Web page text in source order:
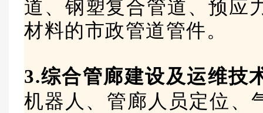
道、钢塑复合管道、预应
材料的市政管道管件。
3.综合管廊建设及运维技
机器人、管廊人员定位、